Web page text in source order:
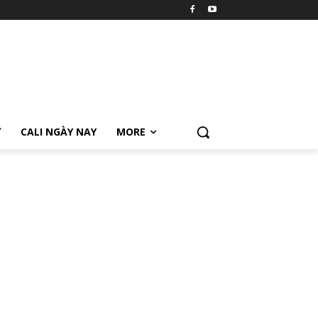
CALI NGÀY NAY MORE